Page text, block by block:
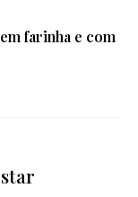
farinha e com